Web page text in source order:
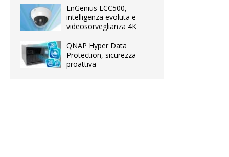
EnGenius ECC500,
intelligenza evoluta e
videosorveglianza 4K
QNAP Hyper Data
Protection, sicurezza
proattiva